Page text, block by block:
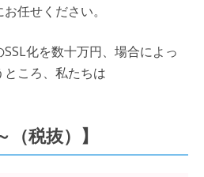
任せください。
化を数十万円、場合によっ
ころ、私たちは
（税抜）】